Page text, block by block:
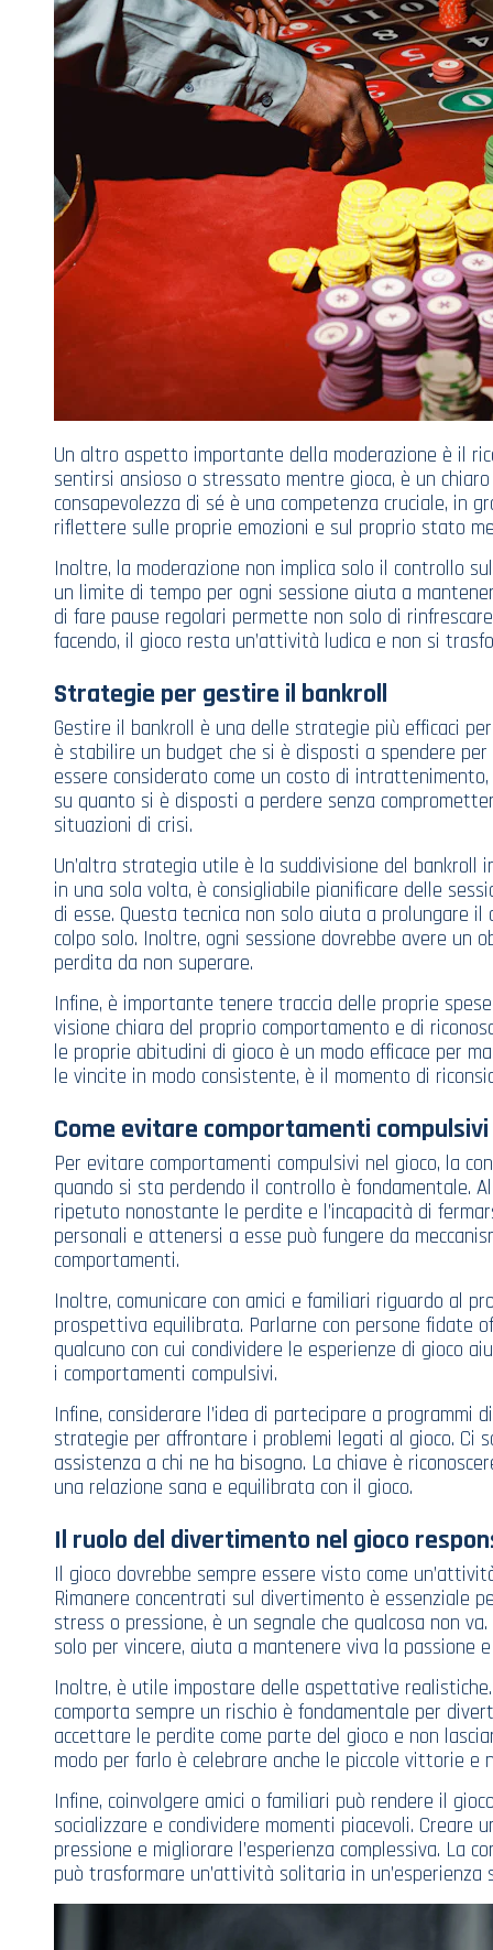
Un altro aspetto importante della moderazione è il
sentirsi ansioso o stressato mentre gioca, è un
consapevolezza di sé è una competenza cruciale, in
riflettere sulle proprie emozioni e sul proprio stato
Inoltre, la moderazione non implica solo il controllo
un limite di tempo per ogni sessione aiuta a
di fare pause regolari permette non solo di
facendo, il gioco resta un’attività ludica e non si
Strategie per gestire il bankroll
Gestire il bankroll è una delle strategie più efficaci
è stabilire un budget che si è disposti a spendere
essere considerato come un costo di
su quanto si è disposti a perdere senza
situazioni di crisi.
Un’altra strategia utile è la suddivisione del bankroll
in una sola volta, è consigliabile pianificare delle
di esse. Questa tecnica non solo aiuta a prolungare
colpo solo. Inoltre, ogni sessione dovrebbe avere un
perdita da non superare.
Infine, è importante tenere traccia delle proprie
visione chiara del proprio comportamento e di
le proprie abitudini di gioco è un modo efficace per
le vincite in modo consistente, è il momento di
Come evitare comportamenti compulsivi
Per evitare comportamenti compulsivi nel gioco, la
quando si sta perdendo il controllo è fondamentale.
ripetuto nonostante le perdite e l’incapacità di
personali e attenersi a esse può fungere da
comportamenti.
Inoltre, comunicare con amici e familiari riguardo al
prospettiva equilibrata. Parlarne con persone fidate
qualcuno con cui condividere le esperienze di gioco
i comportamenti compulsivi.
Infine, considerare l’idea di partecipare a
strategie per affrontare i problemi legati al gioco. Ci
assistenza a chi ne ha bisogno. La chiave è
una relazione sana e equilibrata con il gioco.
Il ruolo del divertimento nel gioco
Il gioco dovrebbe sempre essere visto come
Rimanere concentrati sul divertimento è essenziale
stress o pressione, è un segnale che qualcosa non
solo per vincere, aiuta a mantenere viva la passione
Inoltre, è utile impostare delle aspettative
comporta sempre un rischio è fondamentale per
accettare le perdite come parte del gioco e non
modo per farlo è celebrare anche le piccole vittorie
Infine, coinvolgere amici o familiari può rendere il
socializzare e condividere momenti piacevoli.
pressione e migliorare l’esperienza complessiva. La
può trasformare un’attività solitaria in un’esperienza